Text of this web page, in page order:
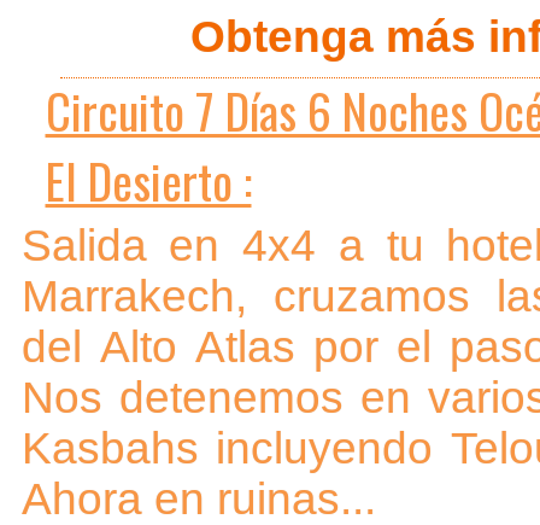
Obtenga más
Circuito 7 Días 6 Noches
El Desierto :
Salida en 4x4 a tu
Marrakech, cruzamos
del Alto Atlas por el
Nos detenemos en
Kasbahs incluyendo
Ahora en ruinas...